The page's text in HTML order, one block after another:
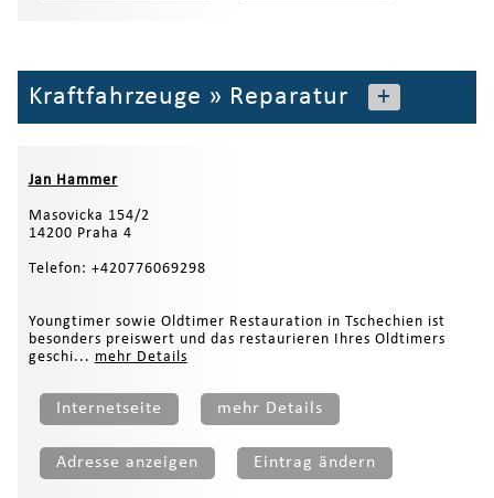
Kraftfahrzeuge » Reparatur +
Jan Hammer
Masovicka 154/2
14200 Praha 4
Telefon: +420776069298
Youngtimer sowie Oldtimer Restauration in Tschechien ist
besonders preiswert und das restaurieren Ihres Oldtimers
geschi... mehr Details
Internetseite mehr Details
Adresse anzeigen Eintrag ändern